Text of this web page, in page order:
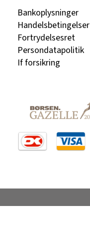
Bankoplysninger
Handelsbetingelser
Fortrydelsesret
Persondatapolitik
If forsikring